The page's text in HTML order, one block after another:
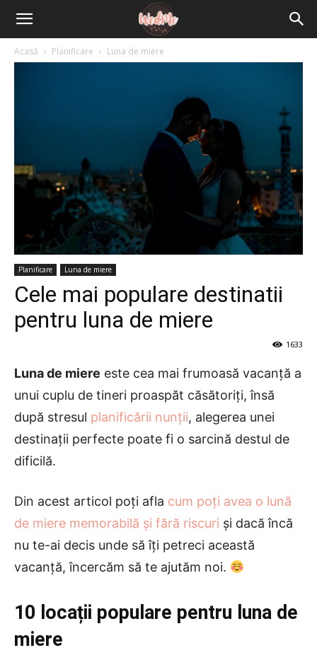
Acasă Planificare Luna de miere
Planificare Luna de miere
Cele mai populare destinatii
pentru luna de miere
1633
Luna de miere este cea mai frumoasă vacanţă a
unui cuplu de tineri proaspăt căsătoriți, însă
după stresul planificării nunții, alegerea unei
destinații perfecte poate fi o sarcină destul de
dificilă.
Din acest articol poți afla cum poți avea o lună
de miere memorabilă și fără riscuri și dacă încă
nu te-ai decis unde să îți petreci această
vacanță, încercăm să te ajutăm noi.
10 locații populare pentru luna de
miere